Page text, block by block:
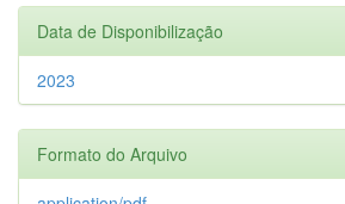
Data de Disponibilização
2023
Formato do Arquivo